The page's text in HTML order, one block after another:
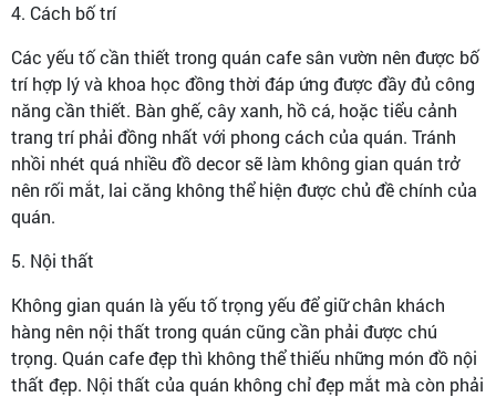
4. Cách bố trí
Các yếu tố cần thiết trong quán cafe sân vườn nên được bố
trí hợp lý và khoa học đồng thời đáp ứng được đầy đủ công
năng cần thiết. Bàn ghế, cây xanh, hồ cá, hoặc tiểu cảnh
trang trí phải đồng nhất với phong cách của quán. Tránh
nhồi nhét quá nhiều đồ decor sẽ làm không gian quán trở
nên rối mắt, lai căng không thể hiện được chủ đề chính của
quán.
5. Nội thất
Không gian quán là yếu tố trọng yếu để giữ chân khách
hàng nên nội thất trong quán cũng cần phải được chú
trọng. Quán cafe đẹp thì không thể thiếu những món đồ nội
thất đẹp. Nội thất của quán không chỉ đẹp mắt mà còn phải